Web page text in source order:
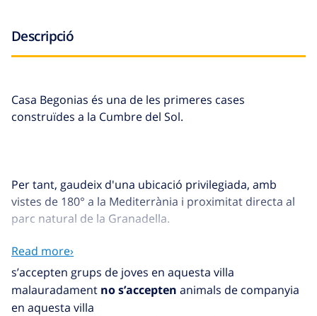
Descripció
Casa Begonias és una de les primeres cases
construïdes a la Cumbre del Sol.
Per tant, gaudeix d'una ubicació privilegiada, amb
vistes de 180° a la Mediterrània i proximitat directa al
parc natural de la Granadella.
La recent reforma i reforma de la casa permet gaudir
en tot moment d'aquesta excepcional i relaxant vista:
Read more›
s’accepten grups de joves en aquesta villa
malauradament no s’accepten animals de companyia
en aquesta villa